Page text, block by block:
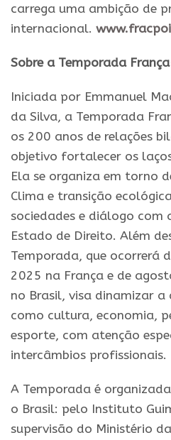
carrega uma ambição de
internacional.
Sobre a Temporada
Iniciada por Emmanuel
da Silva, a Temporada
os 200 anos de relações
objetivo fortalecer os
Ela se organiza em torno
Clima e transição
sociedades e diálogo com
Estado de Direito. Além
Temporada, que ocorrerá
2025 na França e de
no Brasil, visa dinamizar a
como cultura, economia,
esporte, com atenção
intercâmbios profissionais.
A Temporada é
o Brasil: pelo Instituto
supervisão do Ministério